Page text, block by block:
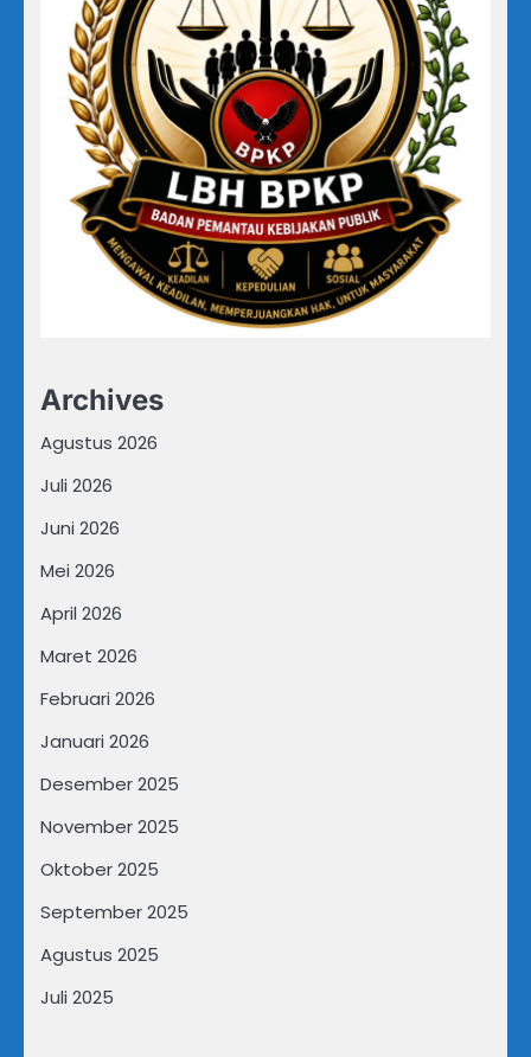
Archives
Agustus 2026
Juli 2026
Juni 2026
Mei 2026
April 2026
Maret 2026
Februari 2026
Januari 2026
Desember 2025
November 2025
Oktober 2025
September 2025
Agustus 2025
Juli 2025